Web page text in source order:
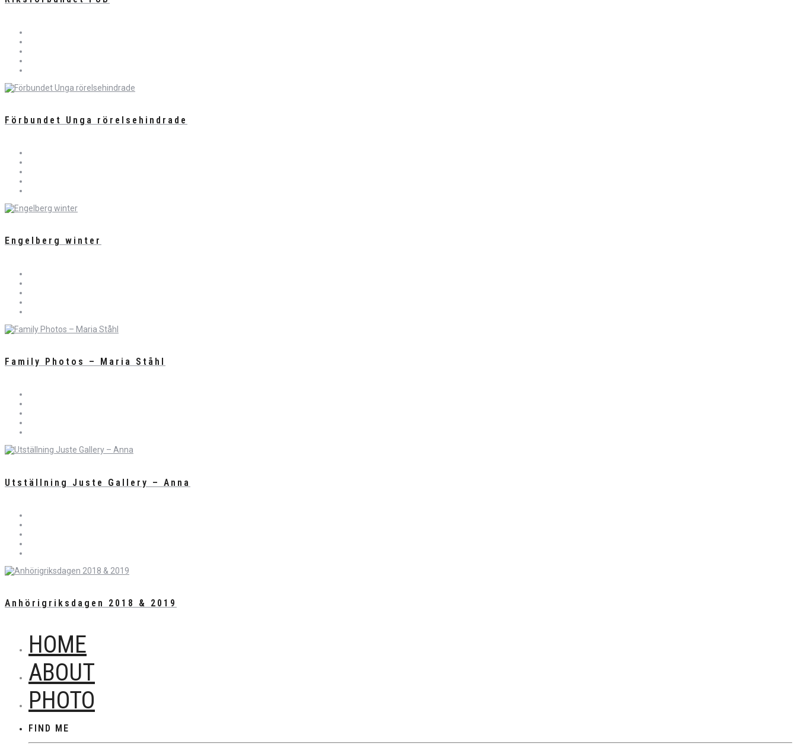
Förbundet Unga rörelsehindrade
Engelberg winter
Family Photos – Maria Ståhl
Utställning Juste Gallery – Anna
Anhörigriksdagen 2018 & 2019
HOME
ABOUT
PHOTO
FIND ME